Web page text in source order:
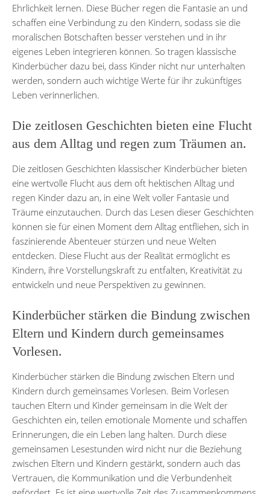
Ehrlichkeit lernen. Diese Bücher regen die Fantasie an und
schaffen eine Verbindung zu den Kindern, sodass sie die
moralischen Botschaften besser verstehen und in ihr
eigenes Leben integrieren können. So tragen klassische
Kinderbücher dazu bei, dass Kinder nicht nur unterhalten
werden, sondern auch wichtige Werte für ihr zukünftiges
Leben verinnerlichen.
Die zeitlosen Geschichten bieten eine Flucht
aus dem Alltag und regen zum Träumen an.
Die zeitlosen Geschichten klassischer Kinderbücher bieten
eine wertvolle Flucht aus dem oft hektischen Alltag und
regen Kinder dazu an, in eine Welt voller Fantasie und
Träume einzutauchen. Durch das Lesen dieser Geschichten
können sie für einen Moment dem Alltag entfliehen, sich in
faszinierende Abenteuer stürzen und neue Welten
entdecken. Diese Flucht aus der Realität ermöglicht es
Kindern, ihre Vorstellungskraft zu entfalten, Kreativität zu
entwickeln und neue Perspektiven zu gewinnen.
Kinderbücher stärken die Bindung zwischen
Eltern und Kindern durch gemeinsames
Vorlesen.
Kinderbücher stärken die Bindung zwischen Eltern und
Kindern durch gemeinsames Vorlesen. Beim Vorlesen
tauchen Eltern und Kinder gemeinsam in die Welt der
Geschichten ein, teilen emotionale Momente und schaffen
Erinnerungen, die ein Leben lang halten. Durch diese
gemeinsamen Lesestunden wird nicht nur die Beziehung
zwischen Eltern und Kindern gestärkt, sondern auch das
Vertrauen, die Kommunikation und die Verbundenheit